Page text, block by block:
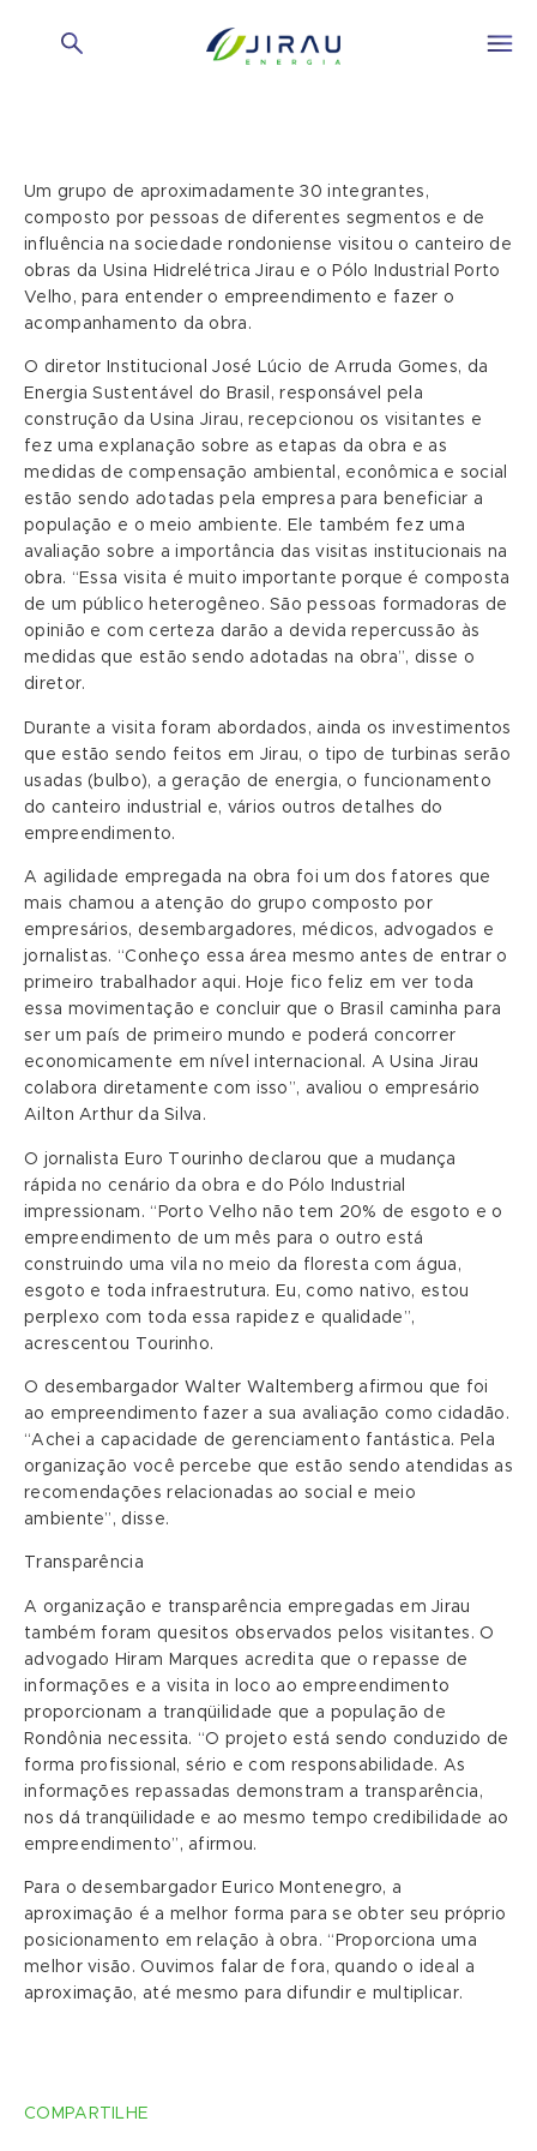
Um grupo de aproximadamente 30 integrantes,
composto por pessoas de diferentes segmentos e de
influência na sociedade rondoniense visitou o canteiro de
obras da Usina Hidrelétrica Jirau e o Pólo Industrial Porto
Velho, para entender o empreendimento e fazer o
acompanhamento da obra.
O diretor Institucional José Lúcio de Arruda Gomes, da
Energia Sustentável do Brasil, responsável pela
construção da Usina Jirau, recepcionou os visitantes e
fez uma explanação sobre as etapas da obra e as
medidas de compensação ambiental, econômica e social
estão sendo adotadas pela empresa para beneficiar a
população e o meio ambiente. Ele também fez uma
avaliação sobre a importância das visitas institucionais na
obra. “Essa visita é muito importante porque é composta
de um público heterogêneo. São pessoas formadoras de
opinião e com certeza darão a devida repercussão às
medidas que estão sendo adotadas na obra”, disse o
diretor.
Durante a visita foram abordados, ainda os investimentos
que estão sendo feitos em Jirau, o tipo de turbinas serão
usadas (bulbo), a geração de energia, o funcionamento
do canteiro industrial e, vários outros detalhes do
empreendimento.
A agilidade empregada na obra foi um dos fatores que
mais chamou a atenção do grupo composto por
empresários, desembargadores, médicos, advogados e
jornalistas. “Conheço essa área mesmo antes de entrar o
primeiro trabalhador aqui. Hoje fico feliz em ver toda
essa movimentação e concluir que o Brasil caminha para
ser um país de primeiro mundo e poderá concorrer
economicamente em nível internacional. A Usina Jirau
colabora diretamente com isso”, avaliou o empresário
Ailton Arthur da Silva.
O jornalista Euro Tourinho declarou que a mudança
rápida no cenário da obra e do Pólo Industrial
impressionam. “Porto Velho não tem 20% de esgoto e o
empreendimento de um mês para o outro está
construindo uma vila no meio da floresta com água,
esgoto e toda infraestrutura. Eu, como nativo, estou
perplexo com toda essa rapidez e qualidade”,
acrescentou Tourinho.
O desembargador Walter Waltemberg afirmou que foi
ao empreendimento fazer a sua avaliação como cidadão.
“Achei a capacidade de gerenciamento fantástica. Pela
organização você percebe que estão sendo atendidas as
recomendações relacionadas ao social e meio
ambiente”, disse.
Transparência
A organização e transparência empregadas em Jirau
também foram quesitos observados pelos visitantes. O
advogado Hiram Marques acredita que o repasse de
informações e a visita in loco ao empreendimento
proporcionam a tranqüilidade que a população de
Rondônia necessita. “O projeto está sendo conduzido de
forma profissional, sério e com responsabilidade. As
informações repassadas demonstram a transparência,
nos dá tranqüilidade e ao mesmo tempo credibilidade ao
empreendimento”, afirmou.
Para o desembargador Eurico Montenegro, a
aproximação é a melhor forma para se obter seu próprio
posicionamento em relação à obra. “Proporciona uma
melhor visão. Ouvimos falar de fora, quando o ideal a
aproximação, até mesmo para difundir e multiplicar.
COMPARTILHE